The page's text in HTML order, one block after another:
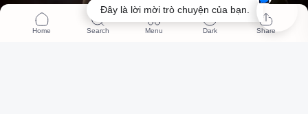
Đây là lời mời trò chuyện của bạn.